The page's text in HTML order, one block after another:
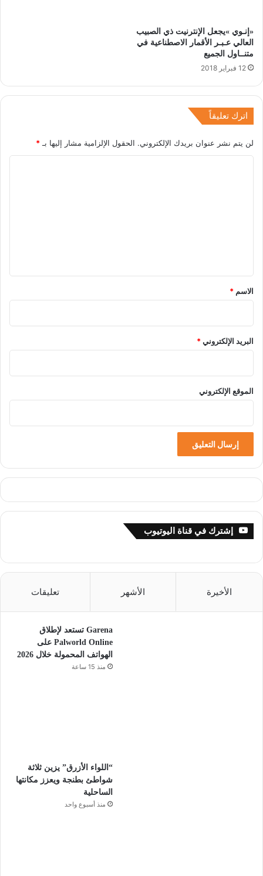
‬متنــاول‭ ‬الجميع
12 فبراير 2018
اترك تعليقاً
لن يتم نشر عنوان بريدك الإلكتروني. الحقول الإلزامية مشار إليها بـ *
*
الاسم *
البريد الإلكتروني*
الموقع الإلكتروني
إشترك في قناة اليوتيوب
الأخيرة الأشهر تعليقات
Garena تستعد لإطلاق
Palworld Online على
الهواتف المحمولة خلال 2026
منذ 15 ساعة
“اللواء الأزرق” يزين ثلاثة
شواطئ بطنجة ويعزز مكانتها
الساحلية
منذ أسبوع واحد